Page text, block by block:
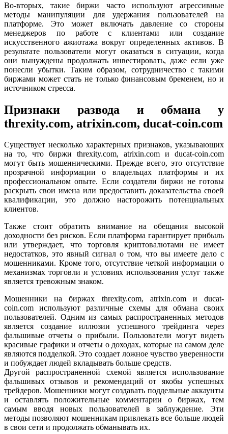
Во-вторых, такие биржи часто используют агрессивные
методы манипуляции для удержания пользователей на
платформе. Это может включать давление со стороны
менеджеров по работе с клиентами или создание
искусственного ажиотажа вокруг определенных активов. В
результате пользователи могут оказаться в ситуации, когда
они вынуждены продолжать инвестировать, даже если уже
понесли убытки. Таким образом, сотрудничество с такими
биржами может стать не только финансовым бременем, но и
источником стресса.
Признаки развода и обмана у
threxity.com, atrixin.com, ducat-coin.com
Существует несколько характерных признаков, указывающих
на то, что биржи threxity.com, atrixin.com и ducat-coin.com
могут быть мошенническими. Прежде всего, это отсутствие
прозрачной информации о владельцах платформы и их
профессиональном опыте. Если создатели биржи не готовы
раскрыть свои имена или предоставить доказательства своей
квалификации, это должно насторожить потенциальных
клиентов.
Также стоит обратить внимание на обещания высокой
доходности без рисков. Если платформа гарантирует прибыль
или утверждает, что торговля криптовалютами не имеет
недостатков, это явный сигнал о том, что вы имеете дело с
мошенниками. Кроме того, отсутствие четкой информации о
механизмах торговли и условиях использования услуг также
является тревожным знаком.
Мошенники на биржах threxity.com, atrixin.com и ducat-
coin.com используют различные схемы для обмана своих
пользователей. Одним из самых распространенных методов
является создание иллюзии успешного трейдинга через
фальшивые отчеты о прибыли. Пользователи могут видеть
красивые графики и отчеты о доходах, которые на самом деле
являются подделкой. Это создает ложное чувство уверенности
и побуждает людей вкладывать больше средств.
Другой распространенной схемой является использование
фальшивых отзывов и рекомендаций от якобы успешных
трейдеров. Мошенники могут создавать поддельные аккаунты
и оставлять положительные комментарии о биржах, тем
самым вводя новых пользователей в заблуждение. Эти
методы позволяют мошенникам привлекать все больше людей
в свои сети и продолжать обманывать их.